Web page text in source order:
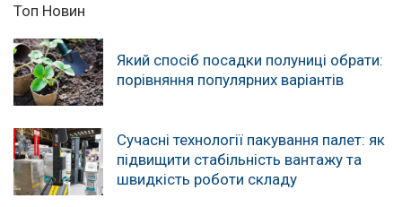
Топ Новин
Який спосіб посадки полуниці обрати:
порівняння популярних варіантів
Сучасні технології пакування палет: як
підвищити стабільність вантажу та
швидкість роботи складу